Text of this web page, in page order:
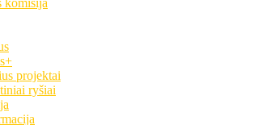
komisija
projektai
ryšiai